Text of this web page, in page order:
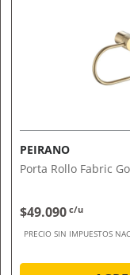
PEIRANO
Porta Rollo Fabric
$49.090 c/u
PRECIO SIN IMPUESTOS